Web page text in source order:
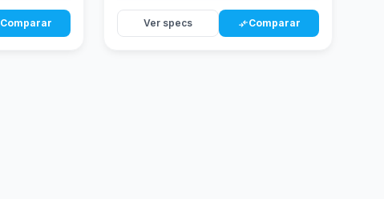
Comparar Ver specs compare_arrowsComparar